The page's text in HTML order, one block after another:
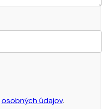
osobných údajov.